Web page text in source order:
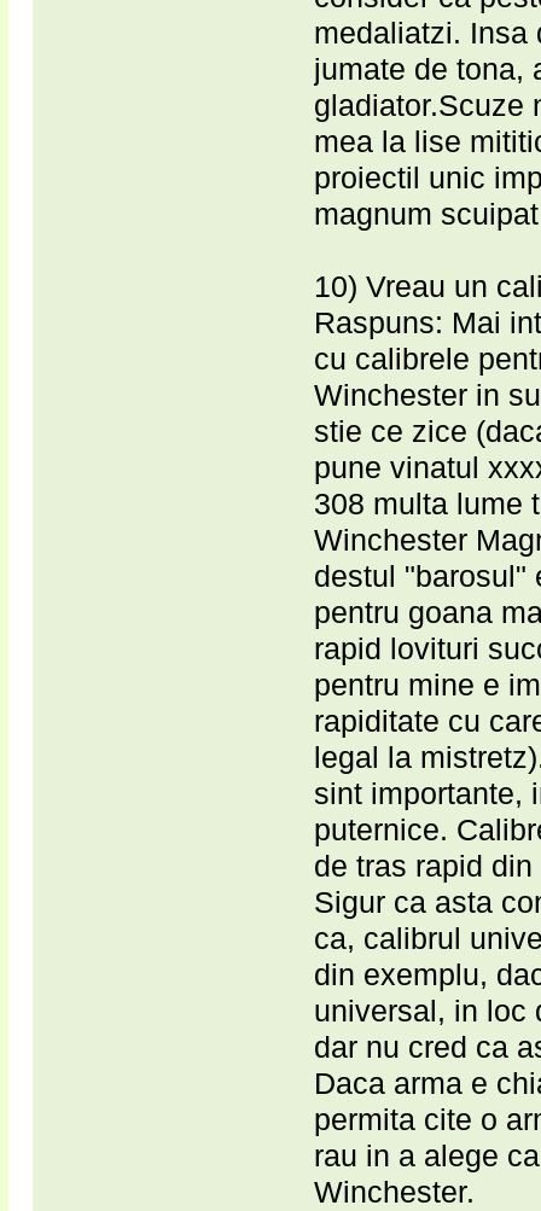
medaliatzi. Insa
jumate de tona,
gladiator.Scuze
mea la lise
proiectil unic
magnum
10) Vreau un
Raspuns: Mai
cu calibrele
Winchester in
stie ce zice
pune vinatul
308 multa lume
Winchester
destul "barosul"
pentru goana
rapid lovituri
pentru mine e
rapiditate cu
legal la
sint importante,
puternice.
de tras rapid
Sigur ca asta
ca, calibrul
din exemplu,
universal, in loc
dar nu cred ca
Daca arma e
permita cite o
rau in a alege
Winchester.